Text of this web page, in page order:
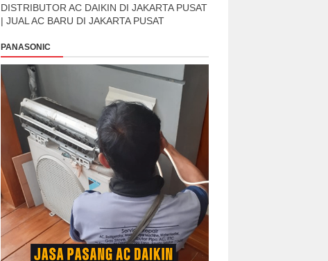
DISTRIBUTOR AC DAIKIN DI JAKARTA PUSAT
| JUAL AC BARU DI JAKARTA PUSAT
PANASONIC